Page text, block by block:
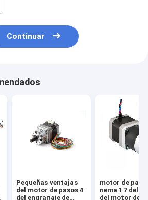
Continuar
Pequeñas ventajas
del motor de pasos 4
del engranaje de
motor de
nema 17 del
del motor del